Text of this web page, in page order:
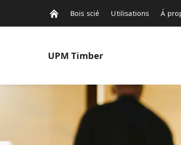
Bois scié Utilisations Á
UPM Timber